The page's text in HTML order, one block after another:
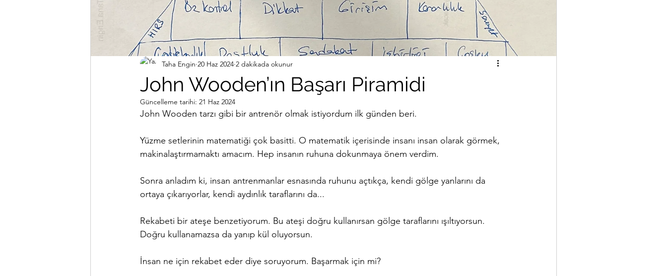
John Wooden’ın Başarı Piramidi
Taha Engin 20 Haz 2024 2 dakikada okunur
Güncelleme tarihi: 21 Haz 2024
John Wooden tarzı gibi bir antrenör olmak istiyordum ilk günden beri.
Yüzme setlerinin matematiği çok basitti. O matematik içerisinde insanı insan olarak görmek,
makinalaştırmamaktı amacım. Hep insanın ruhuna dokunmaya önem verdim.
Sonra anladım ki, insan antrenmanlar esnasında ruhunu açtıkça, kendi gölge yanlarını da
ortaya çıkarıyorlar, kendi aydınlık taraflarını da...
Rekabeti bir ateşe benzetiyorum. Bu ateşi doğru kullanırsan gölge taraflarını ışıltıyorsun.
Doğru kullanamazsa da yanıp kül oluyorsun.
İnsan ne için rekabet eder diye soruyorum. Başarmak için mi?